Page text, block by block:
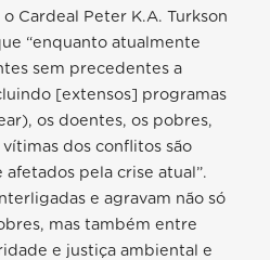
o Cardeal Peter K.A. Turkson
“enquanto atualmente
sem precedentes a
[extensos] programas
os doentes, os pobres,
dos conflitos são
pela crise atual”.
e agravam não só
mas também entre
e justiça ambiental e